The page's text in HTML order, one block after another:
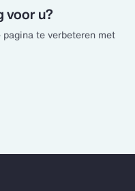
voor u?
te verbeteren met